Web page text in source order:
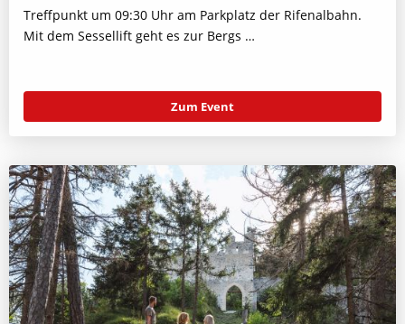
Treffpunkt um 09:30 Uhr am Parkplatz der Rifenalbahn.
Mit dem Sessellift geht es zur Bergs …
Zum Event